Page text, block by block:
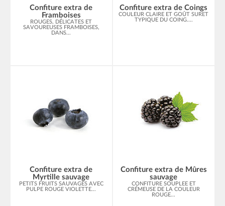
Confiture extra de
Framboises
ROUGES, DÉLICATES ET
SAVOUREUSES FRAMBOISES,
DANS...
Confiture extra de Coings
COULEUR CLAIRE ET GOÛT SURET
TYPIQUE DU COING....
Confiture extra de
Myrtille sauvage
PETITS FRUITS SAUVAGES AVEC
PULPE ROUGE VIOLETTE...
Confiture extra de Mûres
sauvage
CONFITURE SOUPLEE ET
CRÉMEUSE DE LA COULEUR
ROUGE...